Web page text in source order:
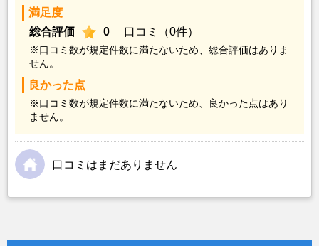
満足度
総合評価
0 口コミ（0件）
※口コミ数が規定件数に満たないため、総合評価はありま
せん。
良かった点
※口コミ数が規定件数に満たないため、良かった点はあり
ません。
口コミはまだありません